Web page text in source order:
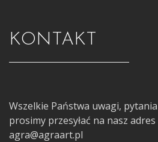
KONTAKT
Wszelkie Państwa uwagi,
prosimy przesyłać na nasz
agra@agraart.pl